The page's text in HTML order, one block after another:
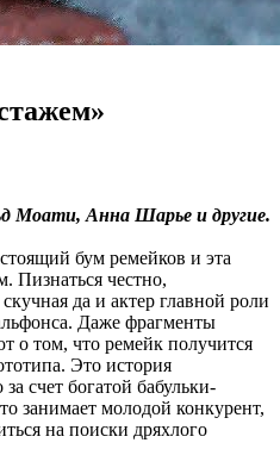
Моати, Анна Шарье и другие.
бум ремейков и эта
Пизнаться честно,
да и актер главной роли
Даже фрагменты
о том, что ремейк получится
Это история
счет богатой бабульки-
занимает молодой конкурент,
на поиски дряхлого